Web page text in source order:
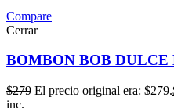
Compare
Cerrar
BOMBON BOB DULCE
$279 El precio original era: $279.
inc.